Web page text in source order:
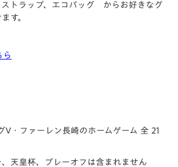
トラップ、エコバッグ からお好きなグ
す。
ら
V・ファーレン長崎のホームゲーム 全 21
天皇杯、プレーオフは含まれません